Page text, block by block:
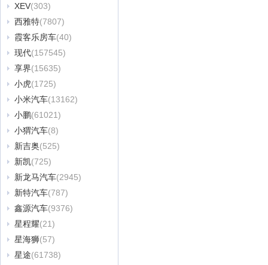
XEV(303)
西雅特(7807)
霞客乐房车(40)
现代(157545)
享界(15635)
小虎(1725)
小米汽车(13162)
小鹏(61021)
小猬汽车(8)
新吉奥(525)
新凯(725)
新龙马汽车(2945)
新特汽车(787)
鑫源汽车(9376)
星程耀(21)
星海狮(57)
星途(61738)